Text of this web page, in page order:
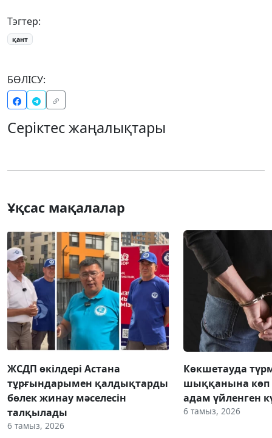
Тэгтер:
қант
БӨЛІСУ:
Серіктес жаңалықтары
Ұқсас мақалалар
ЖСДП өкілдері Астана
тұрғындарымен қалдықтарды
бөлек жинау мәселесін
талқылады
6 тамыз, 2026
Көкшетауда
шыққанына көп
адам үйленген
6 тамыз, 2026